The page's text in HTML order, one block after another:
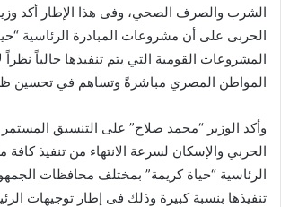
الشرب والصرف الصحي، وفى هذا الإطار أكد وزير
الحربى على أن مشروعات المبادرة الرئاسية
المشروعات القومية التي يتم تنفيذها حالياً نظراً
المواطن المصري مباشرةً وتساهم في تحسين
وأكد الوزير “محمد صلاح” على التنسيق المستمر
الحربي والإسكان لسرعة الانتهاء من تنفيذ
الرئاسية “حياة كريمة” بمختلف محافظات
تنفيذها بنسبة كبيرة وذلك فى إطار توجيهات